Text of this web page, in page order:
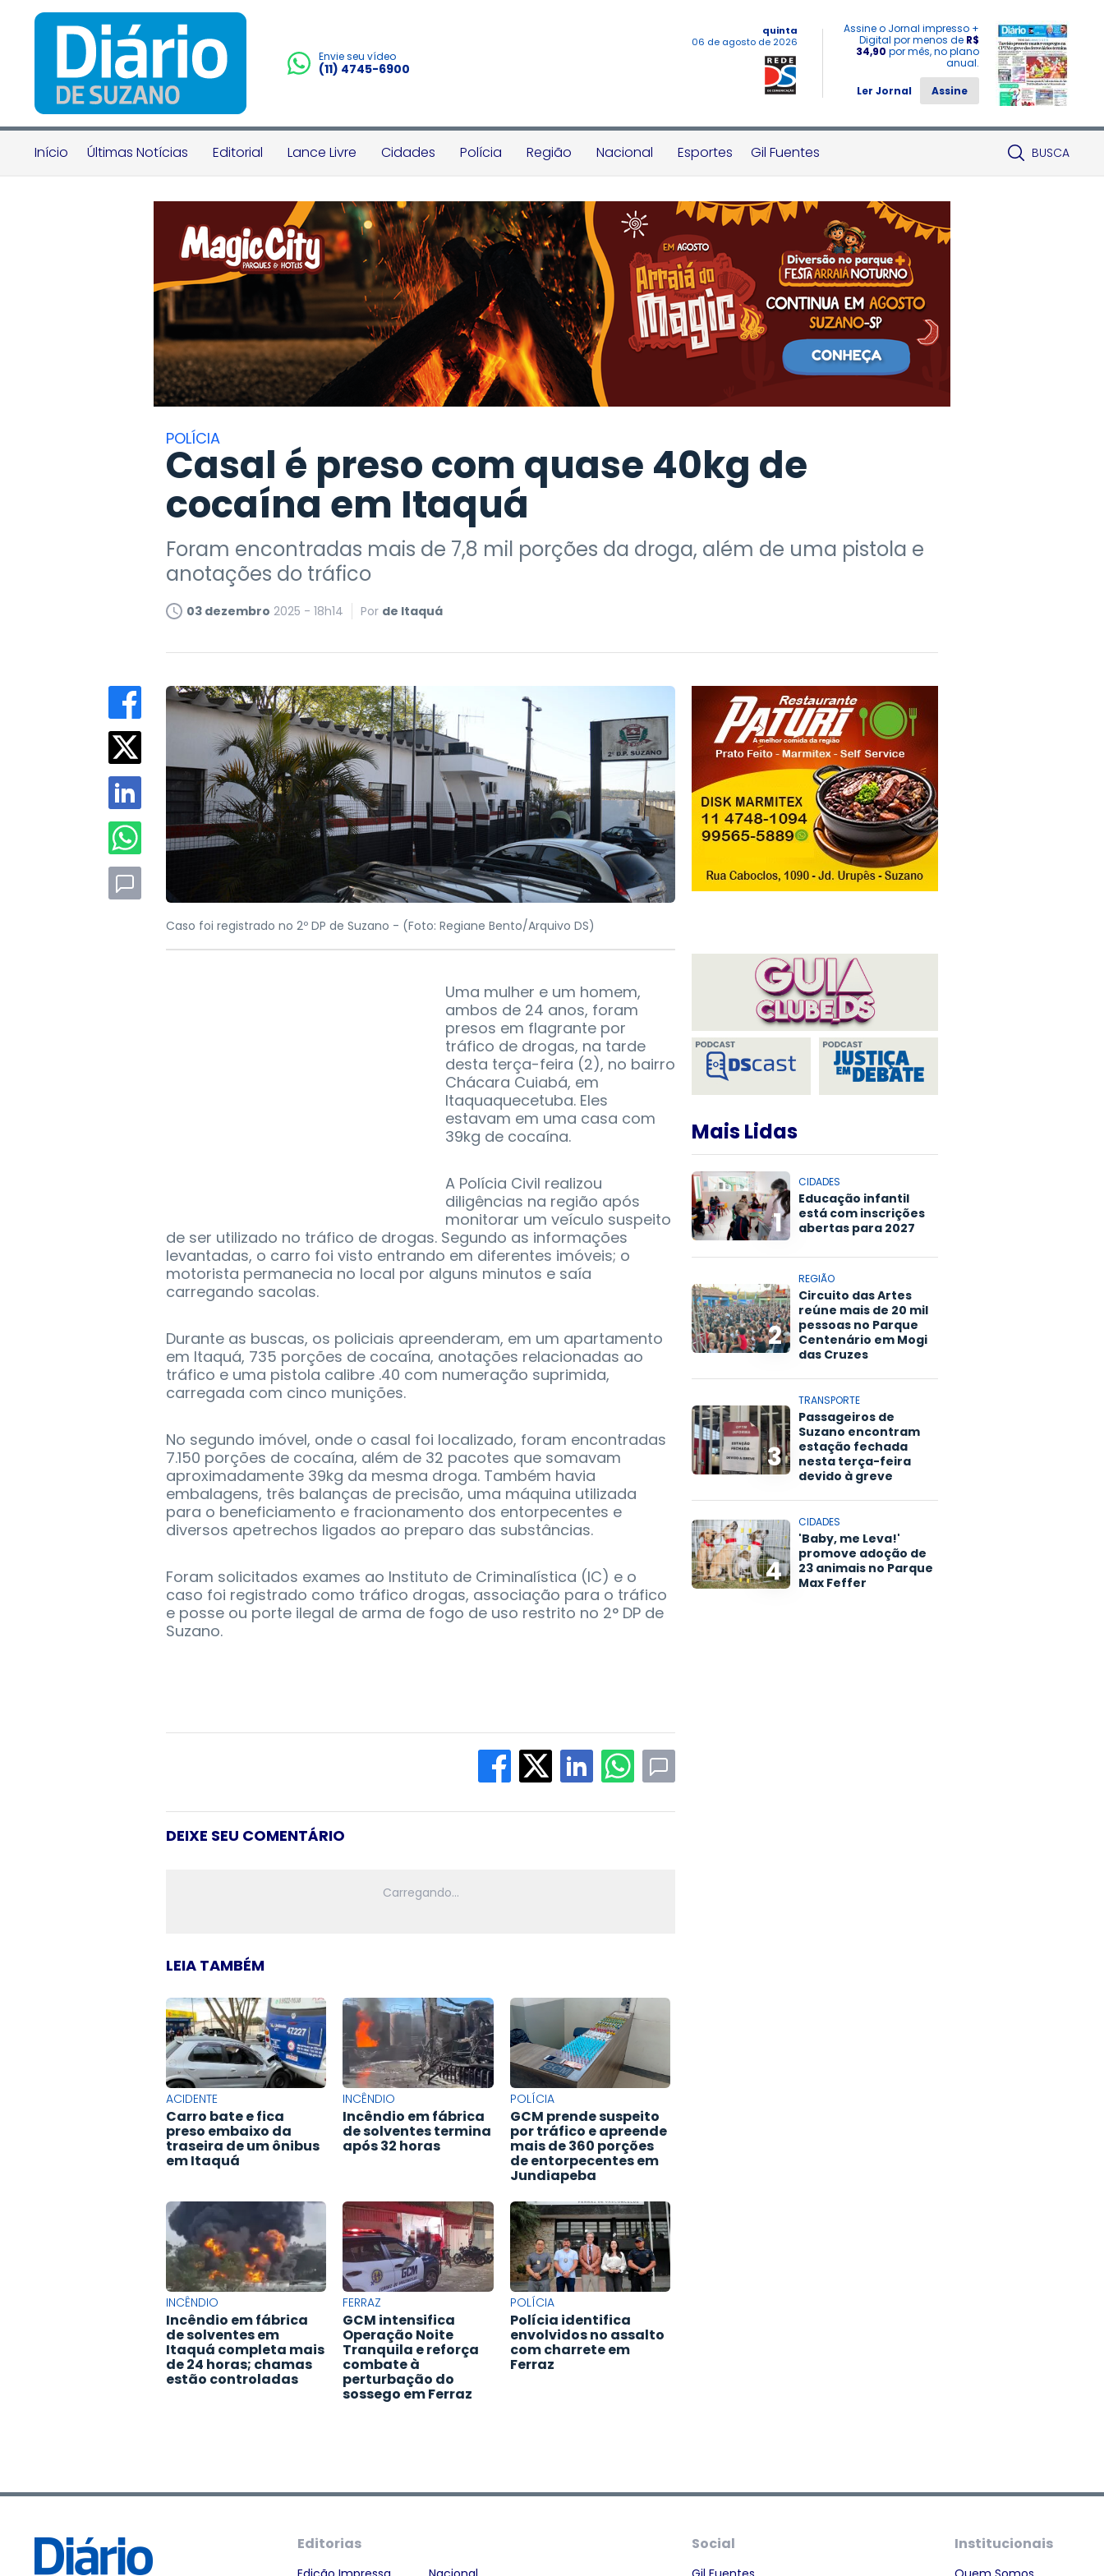
Envie seu vídeo
(11) 4745-6900
quinta
06 de agosto de 2026
Assine o Jornal impresso +
Digital por menos de R$
34,90 por mês, no plano
anual.
Ler Jornal
Assine
Início Últimas Notícias Editorial Lance Livre Cidades Polícia Região Nacional Esportes Gil Fuentes BUSCA
POLÍCIA
Casal é preso com quase 40kg de
cocaína em Itaquá
Foram encontradas mais de 7,8 mil porções da droga, além de uma pistola e
anotações do tráfico
03 dezembro 2025 - 18h14 Por de Itaquá
Caso foi registrado no 2º DP de Suzano - (Foto: Regiane Bento/Arquivo DS)
Uma mulher e um homem,
ambos de 24 anos, foram
presos em flagrante por
tráfico de drogas, na tarde
desta terça-feira (2), no bairro
Chácara Cuiabá, em
Itaquaquecetuba. Eles
estavam em uma casa com
39kg de cocaína.
A Polícia Civil realizou
diligências na região após
monitorar um veículo suspeito
de ser utilizado no tráfico de drogas. Segundo as informações
levantadas, o carro foi visto entrando em diferentes imóveis; o
motorista permanecia no local por alguns minutos e saía
carregando sacolas.
Durante as buscas, os policiais apreenderam, em um apartamento
em Itaquá, 735 porções de cocaína, anotações relacionadas ao
tráfico e uma pistola calibre .40 com numeração suprimida,
carregada com cinco munições.
No segundo imóvel, onde o casal foi localizado, foram encontradas
7.150 porções de cocaína, além de 32 pacotes que somavam
aproximadamente 39kg da mesma droga. Também havia
embalagens, três balanças de precisão, uma máquina utilizada
para o beneficiamento e fracionamento dos entorpecentes e
diversos apetrechos ligados ao preparo das substâncias.
Foram solicitados exames ao Instituto de Criminalística (IC) e o
caso foi registrado como tráfico drogas, associação para o tráfico
e posse ou porte ilegal de arma de fogo de uso restrito no 2° DP de
Suzano.
DEIXE SEU COMENTÁRIO
LEIA TAMBÉM
ACIDENTE
Carro bate e fica
preso embaixo da
traseira de um ônibus
em Itaquá
INCÊNDIO
Incêndio em fábrica
de solventes termina
após 32 horas
POLÍCIA
GCM prende suspeito
por tráfico e apreende
mais de 360 porções
de entorpecentes em
Jundiapeba
INCÊNDIO
Incêndio em fábrica
de solventes em
Itaquá completa mais
de 24 horas; chamas
estão controladas
FERRAZ
GCM intensifica
Operação Noite
Tranquila e reforça
combate à
perturbação do
sossego em Ferraz
POLÍCIA
Polícia identifica
envolvidos no assalto
com charrete em
Ferraz
Mais Lidas
1
CIDADES
Educação infantil
está com inscrições
abertas para 2027
2
REGIÃO
Circuito das Artes
reúne mais de 20 mil
pessoas no Parque
Centenário em Mogi
das Cruzes
3
TRANSPORTE
Passageiros de
Suzano encontram
estação fechada
nesta terça-feira
devido à greve
4
CIDADES
'Baby, me Leva!'
promove adoção de
23 animais no Parque
Max Feffer
Editorias Social Institucionais